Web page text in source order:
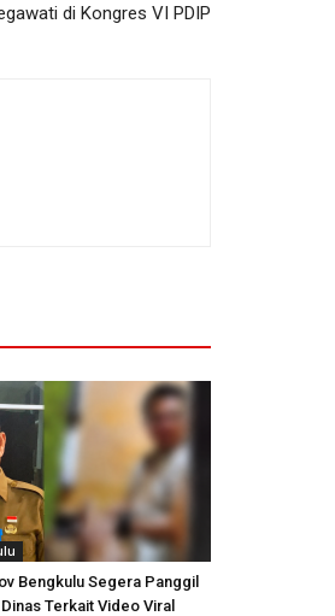
di Kongres VI PDIP
Bengkulu Segera Panggil
Terkait Video Viral